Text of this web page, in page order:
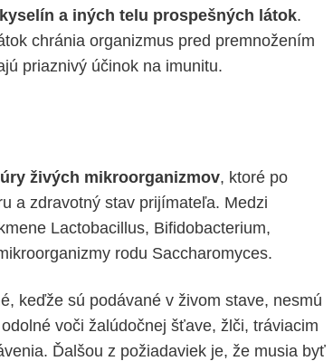
a iných telu prospešných látok.
chránia organizmus pred premnožením
priaznivý účinok na imunitu.
živých mikroorganizmov, ktoré po
a zdravotný stav prijímateľa. Medzi
Lactobacillus, Bifidobacterium,
rodu Saccharomyces.
keďže sú podávané v živom stave, nesmú
voči žalúdočnej šťave, žlči, tráviacim
Ďalšou z požiadaviek je, že musia byť